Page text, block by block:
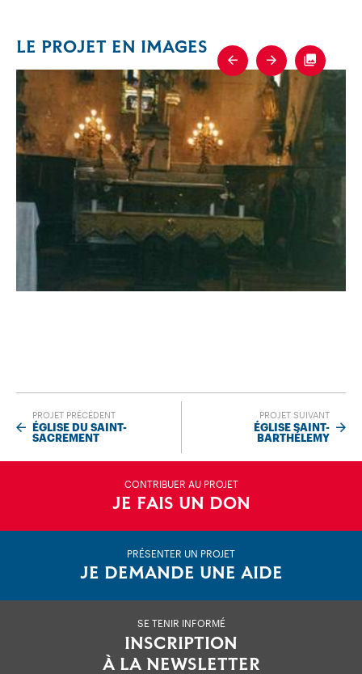
LE PROJET EN IMAGES
Previous
Next
PROJET PRÉCÉDENT
ÉGLISE DU SAINT-
SACREMENT
PROJET SUIVANT
ÉGLISE SAINT-
BARTHÉLEMY
CONTRIBUER AU PROJET
JE FAIS UN DON
PRÉSENTER UN PROJET
JE DEMANDE UNE AIDE
SE TENIR INFORMÉ
INSCRIPTION
À LA NEWSLETTER